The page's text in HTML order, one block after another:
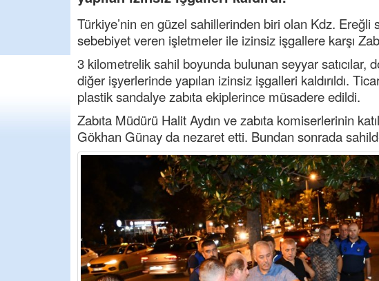
Türkiye’nin en güzel sahillerinden biri olan Kdz. Ereğli
sebebiyet veren işletmeler ile izinsiz işgallere karşı
3 kilometrelik sahil boyunda bulunan seyyar satıcılar,
diğer işyerlerinde yapılan izinsiz işgalleri kaldırıldı.
plastik sandalye zabıta ekiplerince müsadere edildi.
Zabıta Müdürü Halit Aydın ve zabıta komiserlerinin
Gökhan Günay da nezaret etti. Bundan sonrada